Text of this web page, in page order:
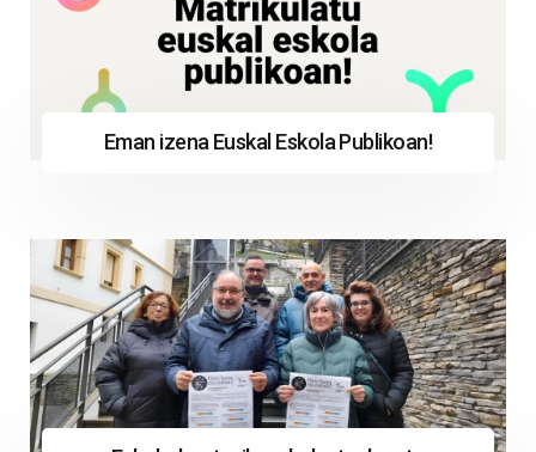
Eman izena Euskal Eskola Publikoan!